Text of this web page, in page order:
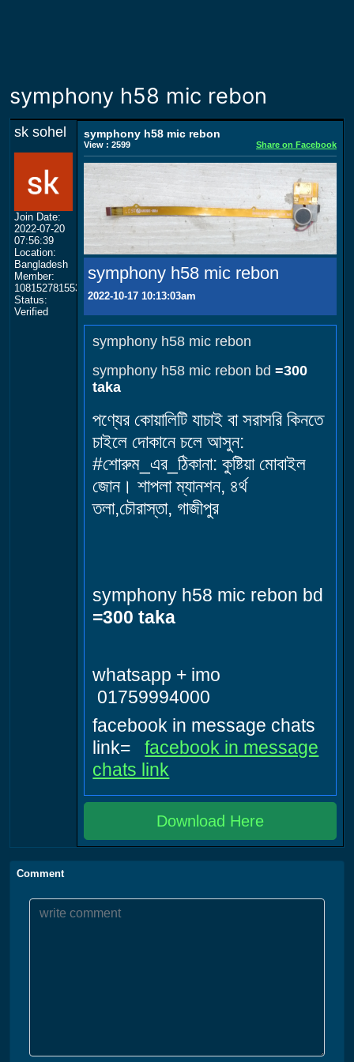
symphony h58 mic rebon
sk sohel
Join Date:
2022-07-20
07:56:39
Location:
Bangladesh
Member:
108152781553702003801
Status:
Verified
symphony h58 mic rebon
View : 2599 Share on Facebook
symphony h58 mic rebon
2022-10-17 10:13:03am
symphony h58 mic rebon
symphony h58 mic rebon bd=300
taka
পণ্যের কোয়ালিটি যাচাই বা সরাসরি কিনতে
চাইলে দোকানে চলে আসুন:
#শোরুম_এর_ঠিকানা: কুষ্টিয়া মোবাইল
জোন। শাপলা ম্যানশন, ৪র্থ
তলা,চৌরাস্তা, গাজীপুর
symphony h58 mic rebon bd
=300 taka
whatsapp + imo
01759994000
facebook in message chats
link=facebook in message
chats link
Download Here
Comment